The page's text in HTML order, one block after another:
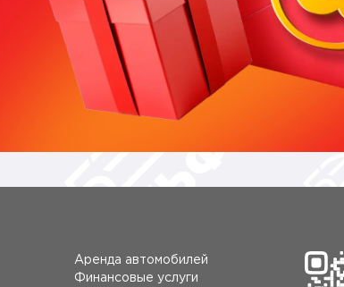
Аренда автомобилей
Финансовые услуги